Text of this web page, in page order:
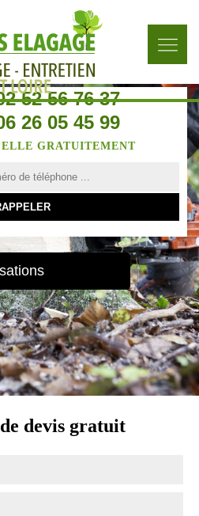
52 56 76 37
26 05 45 99
GRATUITEMENT
devis gratuit